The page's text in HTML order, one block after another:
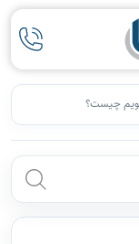
چیست؟